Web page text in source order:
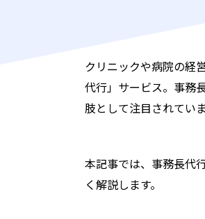
クリニックや病院の経
代行」サービス。事務
肢として注目されていま
本記事では、事務長代
く解説します。